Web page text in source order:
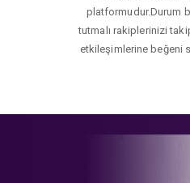
platformudur.Durum
tutmalı rakiplerinizi
etkileşimlerine beğeni